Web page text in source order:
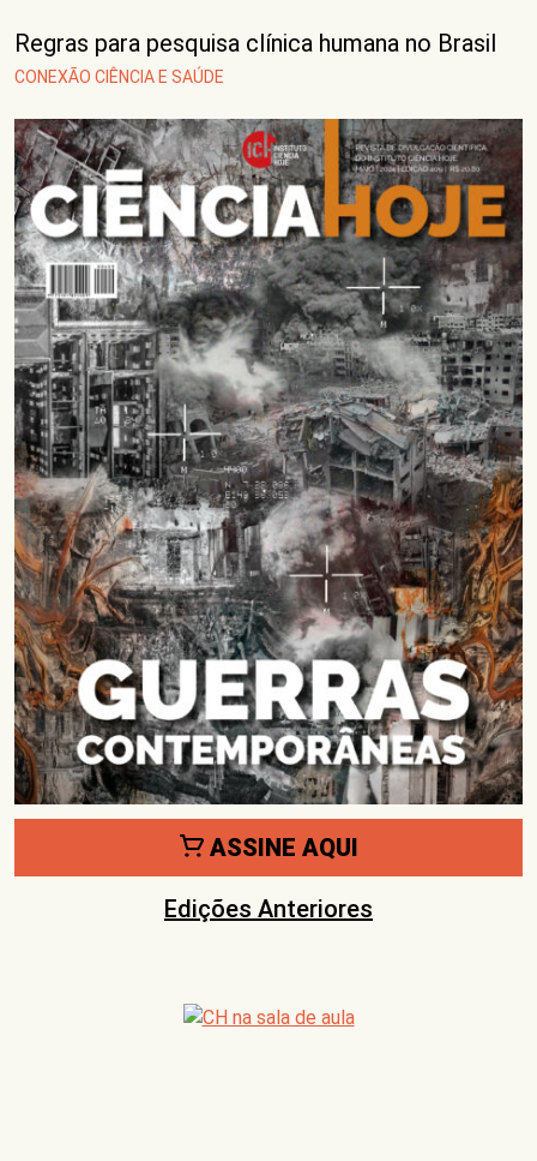
Regras para pesquisa clínica humana no Brasil
CONEXÃO CIÊNCIA E SAÚDE
ASSINE AQUI
Edições Anteriores